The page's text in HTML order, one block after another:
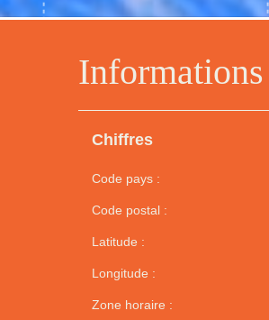
Informations
Chiffres
Code pays :
Code postal :
Latitude :
Longitude :
Zone horaire :